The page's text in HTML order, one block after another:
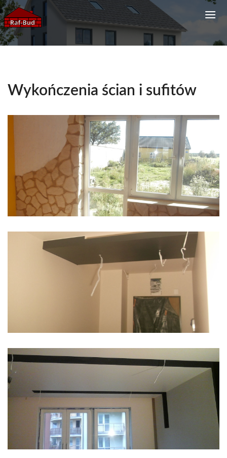
Wykończenia ścian i sufitów